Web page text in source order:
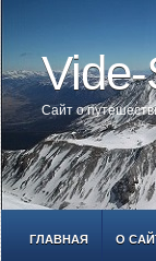
Сайт о
ГЛАВНАЯ О